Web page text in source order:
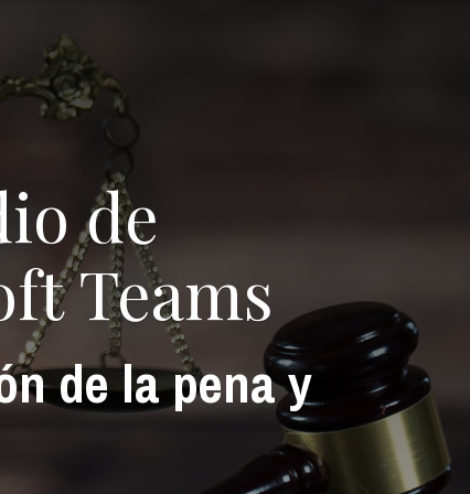
de
Teams
de la pena y